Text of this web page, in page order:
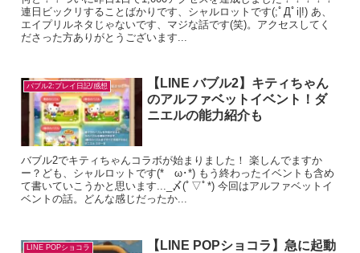
連日ビックリすることばかりです、シャルロットです(;ﾟДﾟi|!) あ、
エイプリルネタじゃないです、マジな話です(笑)。アクセスしてく
ださった方ありがとうございます...
バブル2:プレイ日記/感想
【LINE バブル2】キティちゃん
のアルファベットイベント！ダ
ニエルの能力紹介も
バブル2でキティちゃんコラボが始まりました！ 楽しんでますか
ー？ども、シャルロットです(*ゝω･*) もう終わったイベントも含め
て書いていこうかと思います..._〆(ﾟ▽ﾟ*) 今回はアルファベットイ
ベントの話。どんな感じだったか...
LINE POPショコラ
【LINE POPショコラ】急に起動